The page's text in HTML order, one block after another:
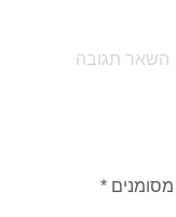
השאר תגובה
*